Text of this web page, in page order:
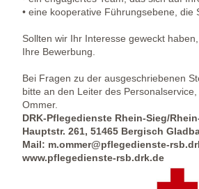
• eine kooperative Führungsebene, die
Sollten wir Ihr Interesse geweckt
Ihre Bewerbung.
Bei Fragen zu der ausgeschriebenen
bitte an den Leiter des
Ommer.
DRK-Pflegedienste Rhein-Sieg/
Hauptstr. 261, 51465 Bergisch
Mail: m.ommer@pflegedienste-
www.pflegedienste-rsb.drk.de